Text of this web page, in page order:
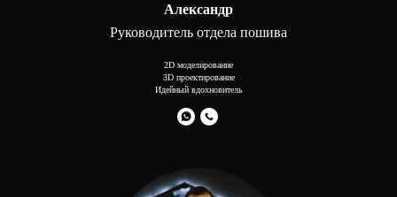
Александр
Руководитель отдела пошива
2D моделирование
3D проектирование
Идейный вдохновитель